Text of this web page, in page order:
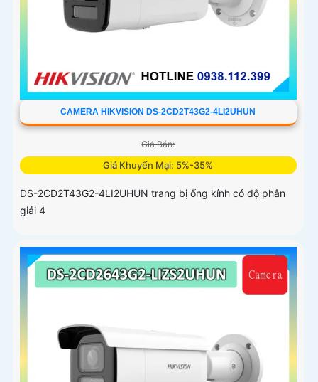
CAMERA HIKVISION DS-2CD2T43G2-4LI2UHUN
Giá Bán:
Giá Khuyến Mại: 5%-35%
DS-2CD2T43G2-4LI2UHUN trang bị ống kính có độ phân
giải 4